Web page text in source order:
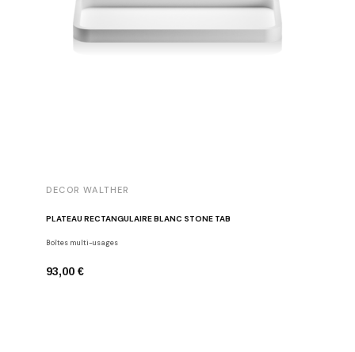
DECOR WALTHER
PLATEAU RECTANGULAIRE BLANC STONE TAB
Boîtes multi-usages
93,00 €